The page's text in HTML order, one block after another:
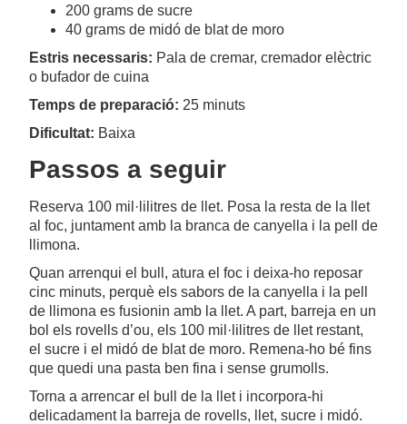
200 grams de sucre
40 grams de midó de blat de moro
Estris necessaris: Pala de cremar, cremador elèctric
o bufador de cuina
Temps de preparació: 25 minuts
Dificultat: Baixa
Passos a seguir
Reserva 100 mil·lilitres de llet. Posa la resta de la llet
al foc, juntament amb la branca de canyella i la pell de
llimona.
Quan arrenqui el bull, atura el foc i deixa-ho reposar
cinc minuts, perquè els sabors de la canyella i la pell
de llimona es fusionin amb la llet. A part, barreja en un
bol els rovells d’ou, els 100 mil·lilitres de llet restant,
el sucre i el midó de blat de moro. Remena-ho bé fins
que quedi una pasta ben fina i sense grumolls.
Torna a arrencar el bull de la llet i incorpora-hi
delicadament la barreja de rovells, llet, sucre i midó.